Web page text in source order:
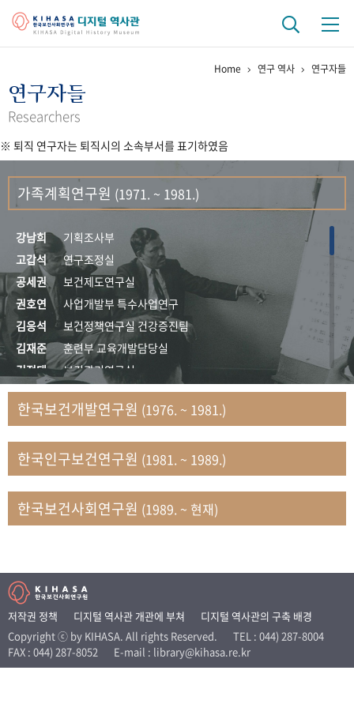
걸어온 길 기관 변천사
연구 역사
정책과 연구 키워드로 보는 연구 역사
연구자들
간행물 변천사
기록물 아카이브
사진 아카이브 문서 기록물 행정박물 영상 기록물
50+1주년 기념
성과 50선 숫자로 보는 50년
세계와 함께 한 KIHASA
VR 역사관
Home 연구 역사 연구자들
연구자들
Researchers
※ 퇴직 연구자는 퇴직시의 소속부서를 표기하였음
가족계획연구원 (1971. ~ 1981.)
강남희
기획조사부
고갑석
연구조정실
공세권
보건제도연구실
권호연
사업개발부 특수사업연구
김응석
보건정책연구실 건강증진팀
김재준
훈련부 교육개발담당실
김정태
보건관리연구실
김지자
연구부 사회개발담당실
김태룡
조사평가부 연구과
문현상
가족복지연구실 인구가족연구팀
박인화
보건정책연구실
박재빈
연구부 인구역학담당실
변종화
보건정책연구실 건강증진팀
송건용
보건정책연구실
송태민
정보통계연구실 빅데이터연구센터
신희설
사업개발부 국제협력연구실
이규식
의료보험연구실
이문기
훈련부
한국보건개발연구원 (1976. ~ 1981.)
한국인구보건연구원 (1981. ~ 1989.)
한국보건사회연구원 (1989. ~ 현재)
저작권 정책 디지털 역사관 개관에 부쳐
디지털 역사관의 구축 배경
Copyright ⓒ by KIHASA. All rights Reserved.
TEL : 044) 287-8004
FAX : 044) 287-8052
E-mail : library@kihasa.re.kr